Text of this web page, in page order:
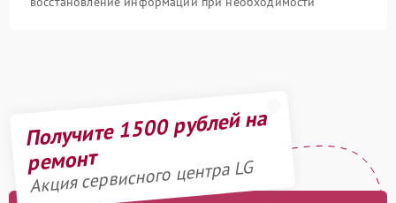
Получите 1500 рублей на
ремонт
Акция сервисного центра LG